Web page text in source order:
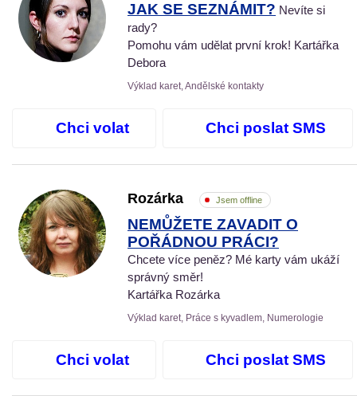
JAK SE SEZNÁMIT? Nevíte si
rady?
Pomohu vám udělat první krok! Kartářka
Debora
Výklad karet, Andělské kontakty
Chci volat Chci poslat SMS
Rozárka Jsem offline
NEMŮŽETE ZAVADIT O
POŘÁDNOU PRÁCI?
Chcete více peněz? Mé karty vám ukáží
správný směr!
Kartářka Rozárka
Výklad karet, Práce s kyvadlem, Numerologie
Chci volat Chci poslat SMS